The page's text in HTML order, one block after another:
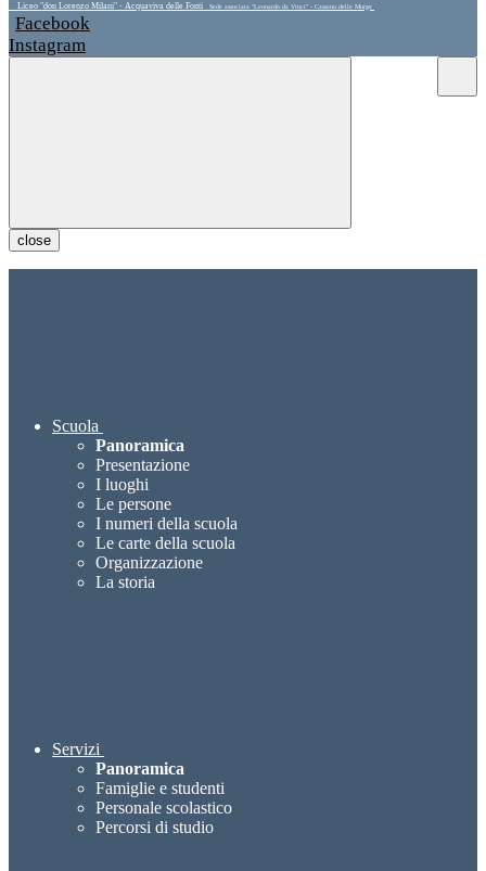
Liceo "don Lorenzo Milani" - Acquaviva delle Fonti Sede associata "Leonardo da Vinci" - Cassano delle Murge
Facebook
Instagram
close
Scuola
Panoramica
Presentazione
I luoghi
Le persone
I numeri della scuola
Le carte della scuola
Organizzazione
La storia
Servizi
Panoramica
Famiglie e studenti
Personale scolastico
Percorsi di studio